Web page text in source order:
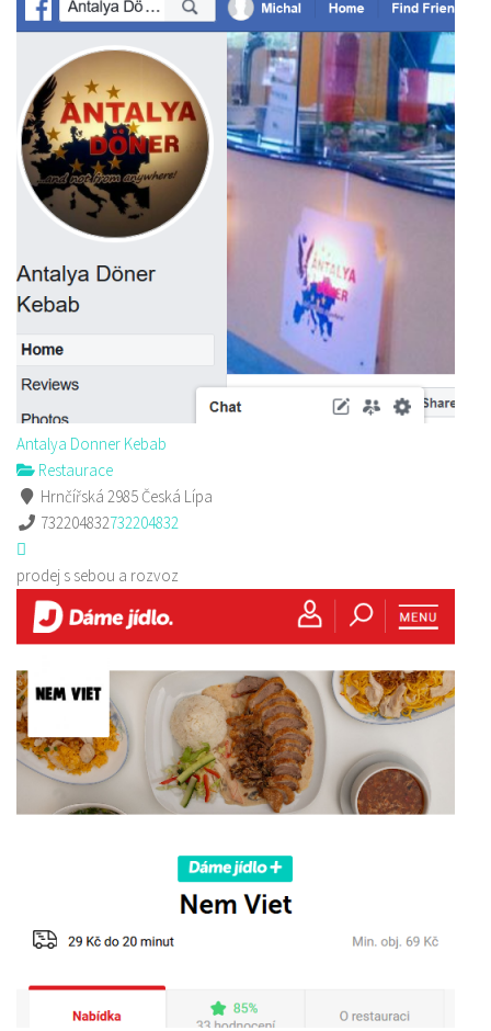
Antalya Donner Kebab
Restaurace
Hrnčířská 2985 Česká Lípa
732204832732204832
prodej s sebou a rozvoz